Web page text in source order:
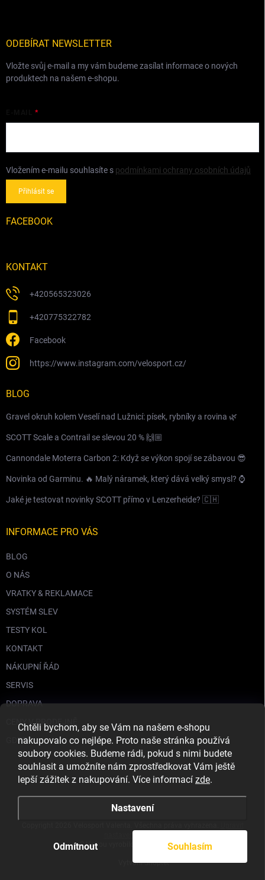
Chtěli bychom, aby se Vám na našem e-shopu
nakupovalo co nejlépe. Proto naše stránka používá
soubory cookies. Budeme rádi, pokud s nimi budete
souhlasit a umožníte nám zprostředkovat Vám ještě
lepší zážitek z nakupování. Více informací zde.
Nastavení
Odmítnout Souhlasím
ODEBÍRAT NEWSLETTER
Vložte svůj e-mail a my vám budeme zasílat informace o nových
produktech na našem e-shopu.
Vložením e-mailu souhlasíte s podmínkami ochrany osobních údajů
Přihlásit se
FACEBOOK
KONTAKT
+420565323026
+420775322782
Facebook
https://www.instagram.com/velosport.cz/
BLOG
Gravel okruh kolem Veselí nad Lužnicí: písek, rybníky a rovina 🌿
SCOTT Scale a Contrail se slevou 20 % 🙌🏼
Cannondale Moterra Carbon 2: Když se výkon spojí se zábavou 😎
Novinka od Garminu. 🔥 Malý náramek, který dává velký smysl? ⌚️
Jaké je testovat novinky SCOTT přímo v Lenzerheide? 🇨🇭
INFORMACE PRO VÁS
BLOG
O NÁS
VRATKY & REKLAMACE
SYSTÉM SLEV
TESTY KOL
KONTAKT
NÁKUPNÍ ŘÁD
SERVIS
DOPRAVA
CENY V PRODEJNĚ
GDPR
Vytvořil Shoptet
nastavení cookies
S láskou vyrobilo
Filipesmedia 🧡